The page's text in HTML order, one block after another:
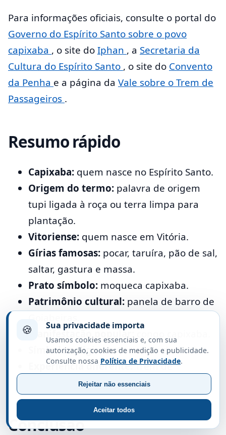
Para informações oficiais, consulte o portal do
Governo do Espírito Santo sobre o povo
capixaba , o site doIphan , a Secretaria da
Cultura do Espírito Santo , o site do Convento
da Penha e a página da Vale sobre o Trem de
Passageiros .
Resumo rápido
Capixaba: quem nasce no Espírito Santo.
Origem do termo: palavra de origem
tupi ligada à roça ou terra limpa para
plantação.
Vitoriense: quem nasce em Vitória.
Gírias famosas: pocar, taruíra, pão de sal,
saltar, gastura e massa.
Prato símbolo: moqueca capixaba.
Patrimônio cultural: panela de barro de
Manifestação popular:
Símbolo religioso:Convento da Penha.
Experiência diferente:Trem de
Passageiros Vitória a Minas.
Conclusão
🍪 Sua privacidade importa
Usamos cookies essenciais e, com sua
autorização, cookies de medição e publicidade.
Consulte nossa Política de Privacidade.
Aceitar todos
Rejeitar não essenciais